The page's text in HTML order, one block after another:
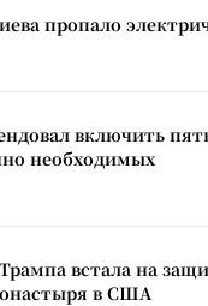
пропало
включить
необходимых
встала на
в США